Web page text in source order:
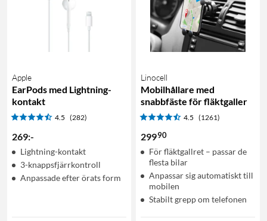
Apple
EarPods med Lightning-
kontakt
4.5 (282)
269:-
Lightning-kontakt
3-knappsfjärrkontroll
Anpassade efter örats form
Linocell
Mobilhållare med
snabbfäste för fläktgaller
4.5 (1261)
29990
För fläktgallret – passar de
flesta bilar
Anpassar sig automatiskt till
mobilen
Stabilt grepp om telefonen